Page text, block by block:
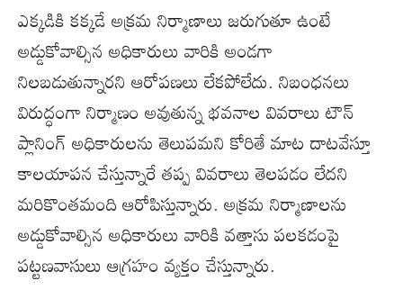
ఎక్కడికి కక్కడే అక్రమ నిర్మాణాలు జరుగుతూ ఉంటే
అడ్డుకోవాల్సిన అధికారులు వారికి అండగా
నిలబడుతున్నారని ఆరోపణలు లేకపోలేదు. నిబంధనలు
విరుద్ధంగా నిర్మాణం అవుతున్న భవనాల వివరాలు టౌన్
ప్లానింగ్ అధికారులను తెలుపమని కోరితే మాట దాటవేస్తూ
కాలయాపన చేస్తున్నారే తప్ప వివరాలు తెలపడం లేదని
మరికొంతమంది ఆరోపిస్తున్నారు. అక్రమ నిర్మాణాలను
అడ్డుకోవాల్సిన అధికారులు వారికి వత్తాసు పలకడంపై
పట్టణవాసులు ఆగ్రహం వ్యక్తం చేస్తున్నారు.